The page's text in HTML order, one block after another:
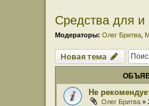
Средства для и
Модераторы: Олег Бритва
Новая тема
Не
Олег Бритва »